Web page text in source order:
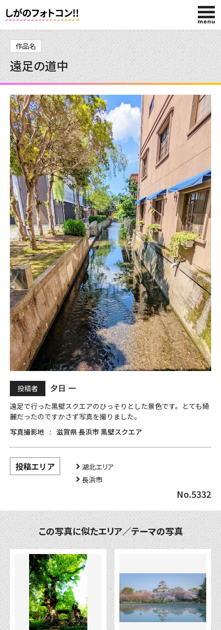
HOME
入賞作品
投稿作品
作品名
遠足の道中
投稿者 夕日 一
遠足で行った黒壁スクエアのひっそりとした景色です。とても綺
麗だったのですかさず写真を撮りました。
写真撮影地
滋賀県 長浜市 黒壁スクエア
投稿エリア
湖北エリア
長浜市
No.5332
この写真に似たエリア／テーマの写真